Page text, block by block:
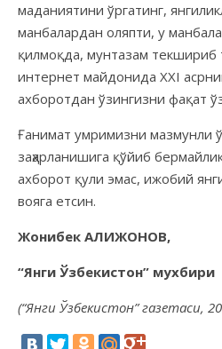
маданиятини ўргатинг,
манбалардан оляпти, у
қилмоқда, мунтазам текшириб
интернет майдонида XXI
ахборотдан ўзингизни фақат
Ғанимат умримизни мазмунли
заҳарланишига қўйиб
ахборот қули эмас, ижобий
вояга етсин.
Жонибек АЛИЖОНОВ,
“Янги Ўзбекистон” мухбири
(“Янги Ўзбекистон”газетаси,